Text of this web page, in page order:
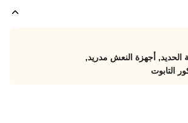
الحديد, أجهزة النعش مدريد,
التابوت